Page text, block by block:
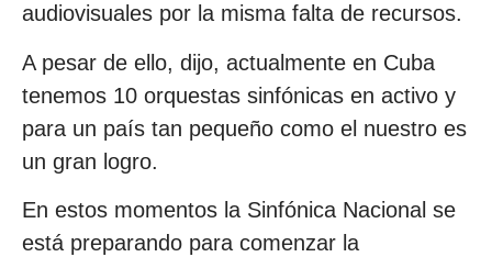
audiovisuales por la misma falta de recursos.
A pesar de ello, dijo, actualmente en Cuba
tenemos 10 orquestas sinfónicas en activo y
para un país tan pequeño como el nuestro es
un gran logro.
En estos momentos la Sinfónica Nacional se
está preparando para comenzar la